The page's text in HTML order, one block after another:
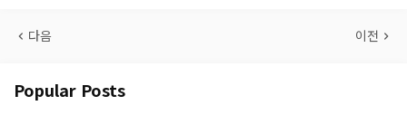
다음 이전
Popular Posts